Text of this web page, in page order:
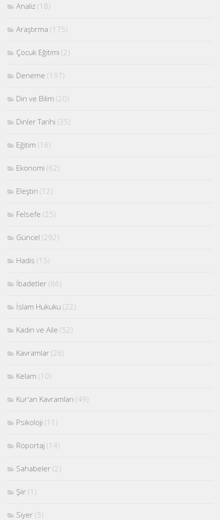
Analiz (18)
Araştırma (175)
Çocuk Eğitimi (2)
Deneme (197)
Din ve Bilim (20)
Dinler Tarihi (35)
Eğitim (16)
Ekonomi (62)
Eleştiri (12)
Felsefe (25)
Güncel (292)
Hadis (15)
İbadetler (66)
İslam Hukuku (22)
Kadın ve Aile (52)
Kavramlar (26)
Kelam (10)
Kur'an Kavramları (49)
Psikoloji (11)
Röportaj (14)
Sahabeler (2)
Şiir (1)
Siyer (5)